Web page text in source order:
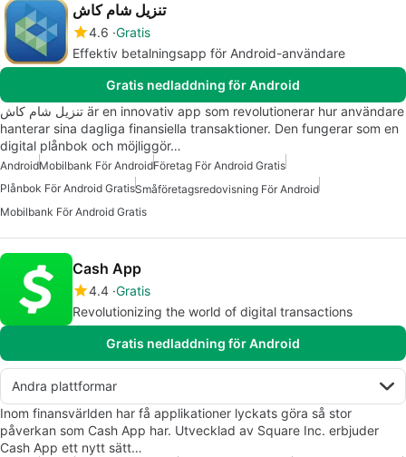
تنزيل شام كاش
4.6 Gratis
Effektiv betalningsapp för Android-användare
Gratis nedladdning för Android
تنزيل شام كاش är en innovativ app som revolutionerar hur användare
hanterar sina dagliga finansiella transaktioner. Den fungerar som en
digital plånbok och möjliggör…
AndroidMobilbank För AndroidFöretag För Android Gratis
Plånbok För Android GratisSmåföretagsredovisning För Android
Mobilbank För Android Gratis
Cash App
4.4 Gratis
Revolutionizing the world of digital transactions
Gratis nedladdning för Android
Andra plattformar
Inom finansvärlden har få applikationer lyckats göra så stor
påverkan som Cash App har. Utvecklad av Square Inc. erbjuder
Cash App ett nytt sätt…